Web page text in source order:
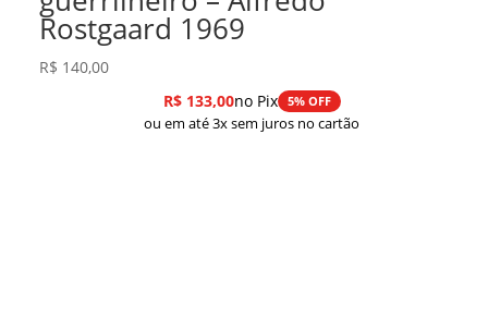
Rostgaard 1969
R$ 140,00
R$133,00no Pix 5% OFF
ou em até 3x sem juros no cartão